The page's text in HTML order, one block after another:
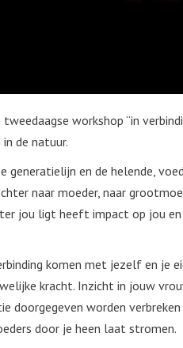
workshop “in
de natuur.
en de helende,
naar moeder, naar
jou ligt heeft impact op jou en
komen met jezelf en je
kracht. Inzicht in jouw
doorgegeven worden
door je heen laat stromen.